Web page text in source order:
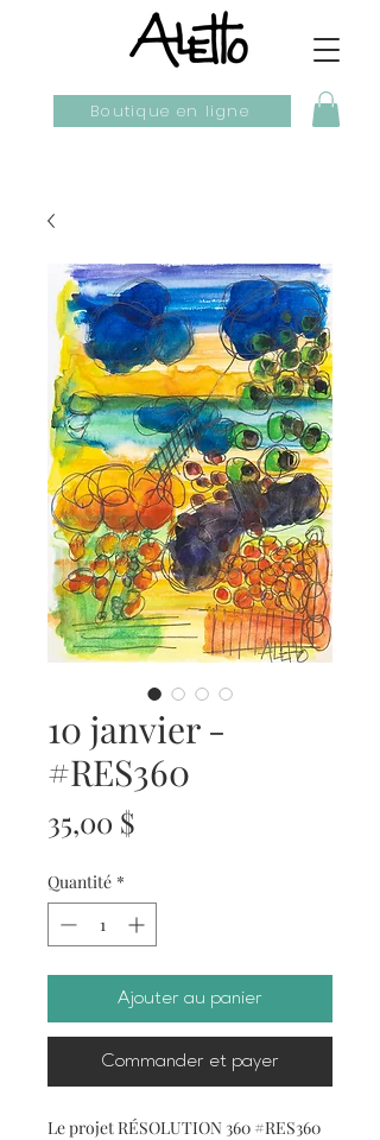
Boutique en ligne
10 janvier -
#RES360
35,00 $
Quantité *
Ajouter au panier
Commander et payer
Le projet RÉSOLUTION 360 #RES360